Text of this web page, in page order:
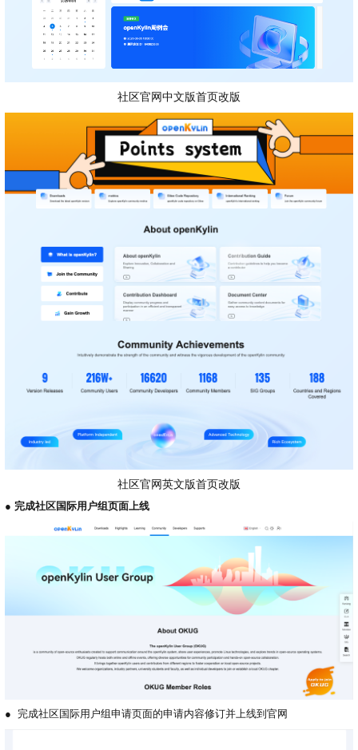
社区官网中文版首页改版
社区官网英文版首页改版
● 完成社区国际用户组页面上线
● 完成社区国际用户组申请页面的申请内容修订并上线到官网